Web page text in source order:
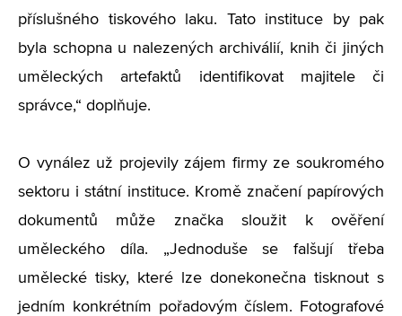
příslušného tiskového laku. Tato instituce by pak
byla schopna u nalezených archiválií, knih či jiných
uměleckých artefaktů identifikovat majitele či
správce,“ doplňuje.
O vynález už projevily zájem firmy ze soukromého
sektoru i státní instituce. Kromě značení papírových
dokumentů může značka sloužit k ověření
uměleckého díla. „Jednoduše se falšují třeba
umělecké tisky, které lze donekonečna tisknout s
jedním konkrétním pořadovým číslem. Fotografové